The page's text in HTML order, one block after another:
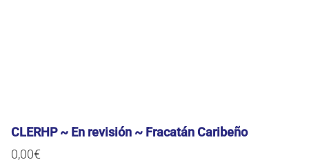
CLERHP ~ En revisión ~ Fracatán Caribeño
0,00€